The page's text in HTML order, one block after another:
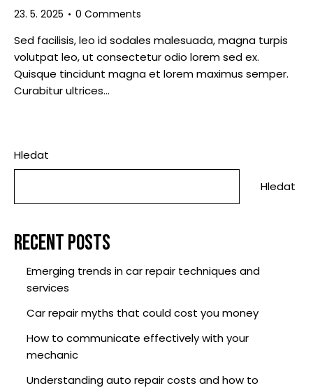
23. 5. 2025 0 Comments
Sed facilisis, leo id sodales malesuada, magna turpis
volutpat leo, ut consectetur odio lorem sed ex.
Quisque tincidunt magna et lorem maximus semper.
Curabitur ultrices…
Hledat
Hledat
RECENT POSTS
Emerging trends in car repair techniques and
services
Car repair myths that could cost you money
How to communicate effectively with your
mechanic
Understanding auto repair costs and how to